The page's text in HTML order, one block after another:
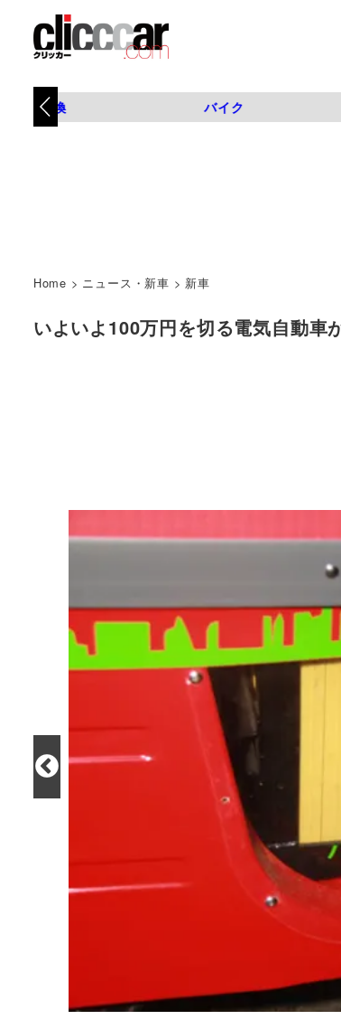
タイヤ交換 バイク
Home > ニュース・新車 > 新車
いよいよ100万円を切る電気自動車